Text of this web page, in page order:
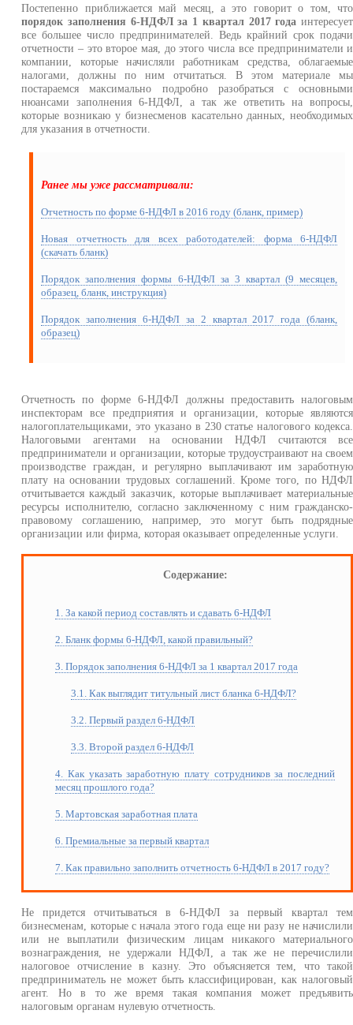
Постепенно приближается май месяц, а это говорит о том, что
порядок заполнения 6-НДФЛ за 1 квартал 2017 года интересует
все большее число предпринимателей. Ведь крайний срок подачи
отчетности – это второе мая, до этого числа все предприниматели и
компании, которые начисляли работникам средства, облагаемые
налогами, должны по ним отчитаться. В этом материале мы
постараемся максимально подробно разобраться с основными
нюансами заполнения 6-НДФЛ, а так же ответить на вопросы,
которые возникаю у бизнесменов касательно данных, необходимых
для указания в отчетности.
Ранее мы уже рассматривали:
Отчетность по форме 6-НДФЛ в 2016 году (бланк, пример)
Новая отчетность для всех работодателей: форма 6-НДФЛ
(скачать бланк)
Порядок заполнения формы 6-НДФЛ за 3 квартал (9 месяцев,
образец, бланк, инструкция)
Порядок заполнения 6-НДФЛ за 2 квартал 2017 года (бланк,
образец)
Отчетность по форме 6-НДФЛ должны предоставить налоговым
инспекторам все предприятия и организации, которые являются
налогоплательщиками, это указано в 230 статье налогового кодекса.
Налоговыми агентами на основании НДФЛ считаются все
предприниматели и организации, которые трудоустраивают на своем
производстве граждан, и регулярно выплачивают им заработную
плату на основании трудовых соглашений. Кроме того, по НДФЛ
отчитывается каждый заказчик, которые выплачивает материальные
ресурсы исполнителю, согласно заключенному с ним гражданско-
правовому соглашению, например, это могут быть подрядные
организации или фирма, которая оказывает определенные услуги.
Содержание:
1. За какой период составлять и сдавать 6-НДФЛ
2. Бланк формы 6-НДФЛ, какой правильный?
3. Порядок заполнения 6-НДФЛ за 1 квартал 2017 года
3.1. Как выглядит титульный лист бланка 6-НДФЛ?
3.2. Первый раздел 6-НДФЛ
3.3. Второй раздел 6-НДФЛ
4. Как указать заработную плату сотрудников за последний
месяц прошлого года?
5. Мартовская заработная плата
6. Премиальные за первый квартал
7. Как правильно заполнить отчетность 6-НДФЛ в 2017 году?
Не придется отчитываться в 6-НДФЛ за первый квартал тем
бизнесменам, которые с начала этого года еще ни разу не начислили
или не выплатили физическим лицам никакого материального
вознаграждения, не удержали НДФЛ, а так же не перечислили
налоговое отчисление в казну. Это объясняется тем, что такой
предприниматель не может быть классифицирован, как налоговый
агент. Но в то же время такая компания может предъявить
налоговым органам нулевую отчетность.